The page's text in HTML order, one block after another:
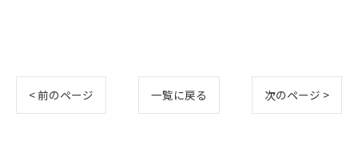
< 前のページ 一覧に戻る 次のページ >